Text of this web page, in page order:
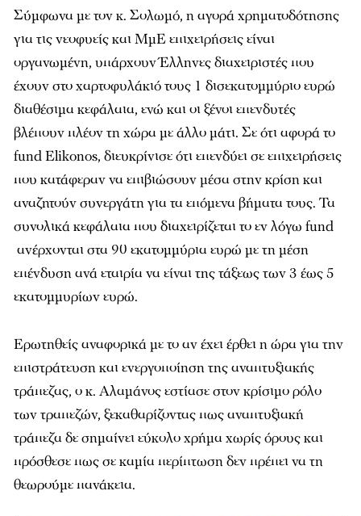
Σύμφωνα με τον κ. Σολωμό, η αγορά χρηματοδότησης
για τις νεοφυείς και ΜμΕ επιχειρήσεις είναι
οργανωμένη, υπάρχουν Έλληνες διαχειριστές που
έχουν στο χαρτοφυλάκιό τους 1 δισεκατομμύριο ευρώ
διαθέσιμα κεφάλαια, ενώ και οι ξένοι επενδυτές
βλέπουν πλέον τη χώρα με άλλο μάτι. Σε ότι αφορά το
fund Elikonos, διευκρίνισε ότι επενδύει σε επιχειρήσεις
που κατάφεραν να επιβιώσουν μέσα στην κρίση και
αναζητούν συνεργάτη για τα επόμενα βήματα τους. Τα
συνολικά κεφάλαια που διαχειρίζεται το εν λόγω fund
ανέρχονται στα 90 εκατομμύρια ευρώ με τη μέση
επένδυση ανά εταιρία να είναι της τάξεως των 3 έως 5
εκατομμυρίων ευρώ.
Ερωτηθείς αναφορικά με το αν έχει έρθει η ώρα για την
επιστράτευση και ενεργοποίηση της αναπτυξιακής
τράπεζας, ο κ. Αλαμάνος εστίασε στον κρίσιμο ρόλο
των τραπεζών, ξεκαθαρίζοντας πως αναπτυξιακή
τράπεζα δε σημαίνει εύκολο χρήμα χωρίς όρους και
πρόσθεσε πως σε καμία περίπτωση δεν πρέπει να τη
θεωρούμε πανάκεια.